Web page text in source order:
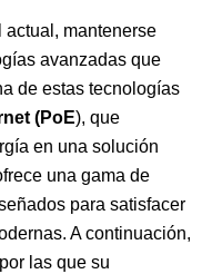
actual, mantenerse
avanzadas que
de estas tecnologías
(PoE), que
en una solución
una gama de
para satisfacer
A continuación,
las que su